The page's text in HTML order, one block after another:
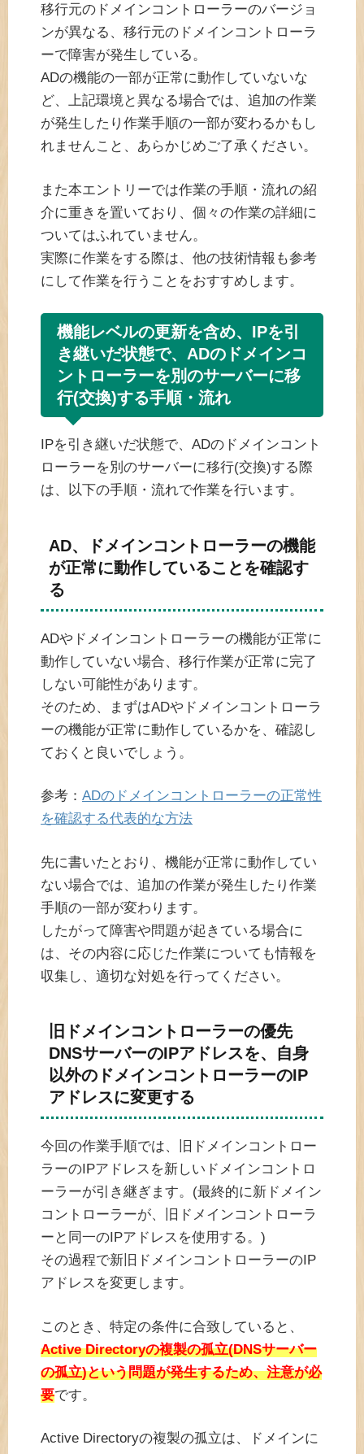
移行元のドメインコントローラーのバージョ
ンが異なる、移行元のドメインコントローラ
ーで障害が発生している。
ADの機能の一部が正常に動作していないな
ど、上記環境と異なる場合では、追加の作業
が発生したり作業手順の一部が変わるかもし
れませんこと、あらかじめご了承ください。
また本エントリーでは作業の手順・流れの紹
介に重きを置いており、個々の作業の詳細に
ついてはふれていません。
実際に作業をする際は、他の技術情報も参考
にして作業を行うことをおすすめします。
機能レベルの更新を含め、IPを引
き継いだ状態で、ADのドメインコ
ントローラーを別のサーバーに移
行(交換)する手順・流れ
IPを引き継いだ状態で、ADのドメインコント
ローラーを別のサーバーに移行(交換)する際
は、以下の手順・流れで作業を行います。
AD、ドメインコントローラーの機能
が正常に動作していることを確認す
る
ADやドメインコントローラーの機能が正常に
動作していない場合、移行作業が正常に完了
しない可能性があります。
そのため、まずはADやドメインコントローラ
ーの機能が正常に動作しているかを、確認し
ておくと良いでしょう。
参考： ADのドメインコントローラーの正常性
を確認する代表的な方法
先に書いたとおり、機能が正常に動作してい
ない場合では、追加の作業が発生したり作業
手順の一部が変わります。
したがって障害や問題が起きている場合に
は、その内容に応じた作業についても情報を
収集し、適切な対処を行ってください。
旧ドメインコントローラーの優先
DNSサーバーのIPアドレスを、自身
以外のドメインコントローラーのIP
アドレスに変更する
今回の作業手順では、旧ドメインコントロー
ラーのIPアドレスを新しいドメインコントロ
ーラーが引き継ぎます。(最終的に新ドメイン
コントローラーが、旧ドメインコントローラ
ーと同一のIPアドレスを使用する。)
その過程で新旧ドメインコントローラーのIP
アドレスを変更します。
このとき、特定の条件に合致していると、
Active Directoryの複製の孤立(DNSサーバー
の孤立)という問題が発生するため、注意が必
要です。
Active Directoryの複製の孤立は、ドメインに